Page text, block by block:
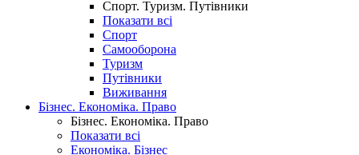
Спорт. Туризм. Путівники
Показати всі
Спорт
Самооборона
Туризм
Путівники
Виживання
Бізнес. Економіка. Право
Бізнес. Економіка. Право
Показати всі
Економіка. Бізнес